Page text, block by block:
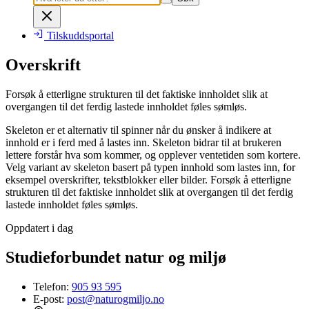
Tilskuddsportal
Overskrift
Forsøk å etterligne strukturen til det faktiske innholdet slik at
overgangen til det ferdig lastede innholdet føles sømløs.
Skeleton er et alternativ til spinner når du ønsker å indikere at
innhold er i ferd med å lastes inn. Skeleton bidrar til at brukeren
lettere forstår hva som kommer, og opplever ventetiden som kortere.
Velg variant av skeleton basert på typen innhold som lastes inn, for
eksempel overskrifter, tekstblokker eller bilder. Forsøk å etterligne
strukturen til det faktiske innholdet slik at overgangen til det ferdig
lastede innholdet føles sømløs.
Oppdatert i dag
Studieforbundet natur og miljø
Telefon: 905 93 595
E-post: post@naturogmiljo.no